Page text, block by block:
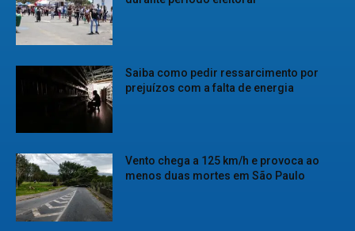
Saiba como pedir ressarcimento por
prejuízos com a falta de energia
Vento chega a 125 km/h e provoca ao
menos duas mortes em São Paulo